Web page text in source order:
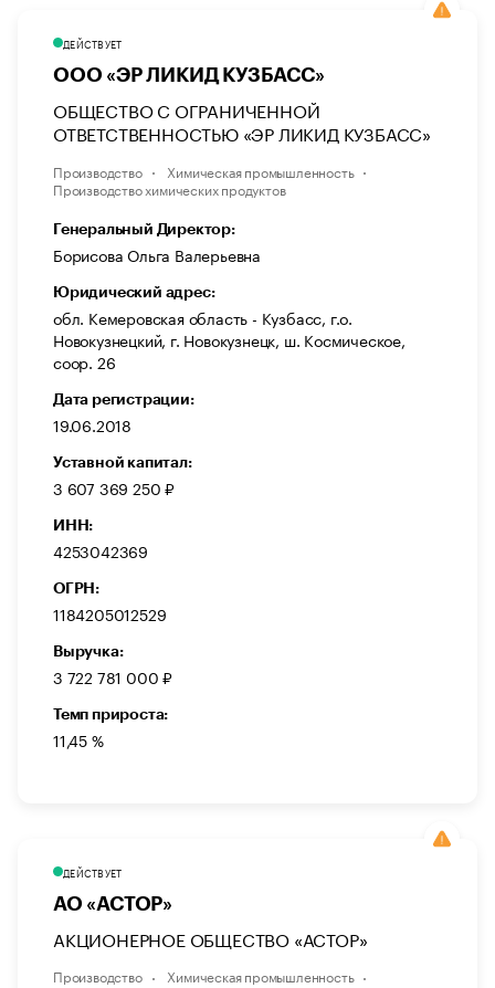
ДЕЙСТВУЕТ
ООО «ЭР ЛИКИД КУЗБАСС»
ОБЩЕСТВО С ОГРАНИЧЕННОЙ
ОТВЕТСТВЕННОСТЬЮ «ЭР ЛИКИД КУЗБАСС»
Производство
Химическая промышленность
Производство химических продуктов
Генеральный Директор:
Борисова Ольга Валерьевна
Юридический адрес:
обл. Кемеровская область - Кузбасс, г.о.
Новокузнецкий, г. Новокузнецк, ш. Космическое,
соор. 26
Дата регистрации:
19.06.2018
Уставной капитал:
3 607 369 250 ₽
ИНН:
4253042369
ОГРН:
1184205012529
Выручка:
3 722 781 000 ₽
Темп прироста:
11,45 %
ДЕЙСТВУЕТ
АО «АСТОР»
АКЦИОНЕРНОЕ ОБЩЕСТВО «АСТОР»
Производство
Химическая промышленность